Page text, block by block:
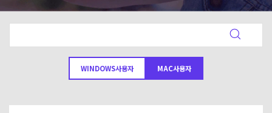
온라인 영상 편집기
동영상 변환
DVD / CD 사용자
DVD 변환
Hot
가이드
온라인으로 시작하기
search
WINDOWS사용자 MAC사용자